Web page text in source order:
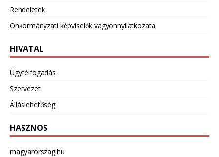
Rendeletek
Önkormányzati képviselők vagyonnyilatkozata
HIVATAL
Ügyfélfogadás
Szervezet
Álláslehetőség
HASZNOS
magyarorszag.hu